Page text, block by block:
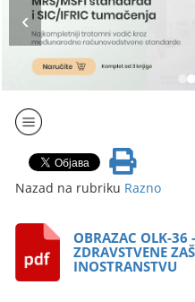
Nazad na rubriku Razno
OBRAZAC OLK-36
ZDRAVSTVENE
INOSTRANSTVU